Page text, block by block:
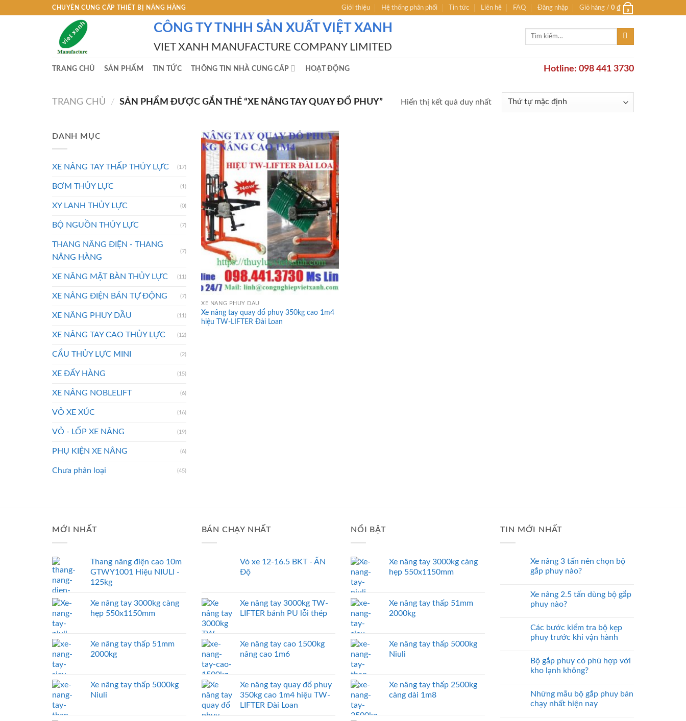
CHUYÊN CUNG CẤP THIẾT BỊ NÂNG HÀNG Giới thiệu Hệ thống phân phối Tin tức Liên hệ FAQ Đăng nhập Giỏ hàng / 0 ₫ 0
CÔNG TY TNHH SẢN XUẤT VIỆT XANH
VIET XANH MANUFACTURE COMPANY LIMITED
Tìm
TRANG CHỦ SẢN PHẨM TIN TỨC THÔNG TIN NHÀ CUNG CẤP HOẠT ĐỘNG Hotline: 098 441 3730
TRANG CHỦ / SẢN PHẨM ĐƯỢC GẮN THẺ “XE NÂNG TAY QUAY ĐỔ PHUY” Hiển thị kết quả duy nhất
DANH MỤC
XE NÂNG TAY THẤP THỦY LỰC (17)
BƠM THỦY LỰC (1)
XY LANH THỦY LỰC (0)
BỘ NGUỒN THỦY LỰC (7)
THANG NÂNG ĐIỆN - THANG
NÂNG HÀNG
(7)
XE NÂNG MẶT BÀN THỦY LỰC (11)
XE NÂNG ĐIỆN BÁN TỰ ĐỘNG (7)
XE NÂNG PHUY DẦU (11)
XE NÂNG TAY CAO THỦY LỰC (12)
CẨU THỦY LỰC MINI (2)
XE ĐẨY HÀNG (15)
XE NÂNG NOBLELIFT (6)
VỎ XE XÚC (16)
VỎ - LỐP XE NÂNG (19)
PHỤ KIỆN XE NÂNG (6)
Chưa phân loại (45)
XE NÂNG PHUY DẦU
Xe nâng tay quay đổ phuy 350kg cao 1m4
hiệu TW-LIFTER Đài Loan
MỚI NHẤT
Thang nâng điện cao 10m
GTWY1001 Hiệu NIULI -
125kg
Xe nâng tay 3000kg càng
hẹp 550x1150mm
Xe nâng tay thấp 51mm
2000kg
Xe nâng tay thấp 5000kg
Niuli
BÁN CHẠY NHẤT
Vỏ xe 12-16.5 BKT - ẤN
Độ
Xe nâng tay 3000kg TW-
LIFTER bánh PU lỗi thép
Xe nâng tay cao 1500kg
nâng cao 1m6
Xe nâng tay quay đổ phuy
350kg cao 1m4 hiệu TW-
LIFTER Đài Loan
NỔI BẬT
Xe nâng tay 3000kg càng
hẹp 550x1150mm
Xe nâng tay thấp 51mm
2000kg
Xe nâng tay thấp 5000kg
Niuli
Xe nâng tay thấp 2500kg
càng dài 1m8
TIN MỚI NHẤT
Xe nâng 3 tấn nên chọn bộ
gắp phuy nào?
Xe nâng 2.5 tấn dùng bộ gắp
phuy nào?
Các bước kiểm tra bộ kẹp
phuy trước khi vận hành
Bộ gắp phuy có phù hợp với
kho lạnh không?
Những mẫu bộ gắp phuy bán
chạy nhất hiện nay